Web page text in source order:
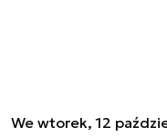
We wtorek, 12